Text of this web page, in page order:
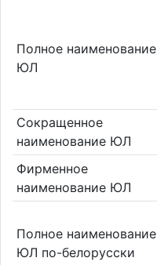
Полное наименование
ЮЛ
Сокращенное
наименование ЮЛ
Фирменное
наименование ЮЛ
Полное наименование
ЮЛ по-белорусски